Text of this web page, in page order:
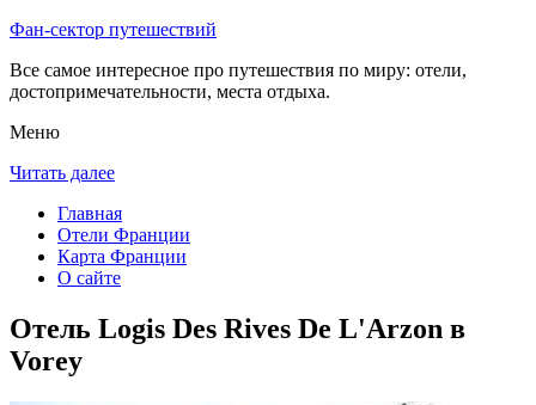
Фан-сектор путешествий
Все самое интересное про путешествия по миру: отели,
достопримечательности, места отдыха.
Меню
Читать далее
Главная
Отели Франции
Карта Франции
О сайте
Отель Logis Des Rives De L'Arzon в
Vorey